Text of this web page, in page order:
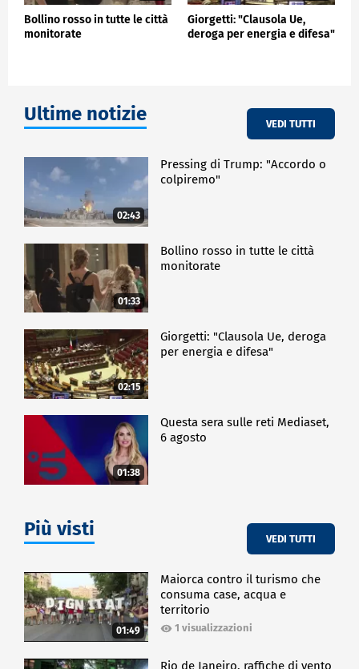
Bollino rosso in tutte le città
monitorate
Giorgetti: "Clausola Ue,
deroga per energia e difesa"
Ultime notizie VEDI TUTTI
02:43
Pressing di Trump: "Accordo o
colpiremo"
01:33
Bollino rosso in tutte le città
monitorate
02:15
Giorgetti: "Clausola Ue, deroga
per energia e difesa"
01:38
Questa sera sulle reti Mediaset,
6 agosto
Più visti VEDI TUTTI
01:49
Maiorca contro il turismo che
consuma case, acqua e
territorio
1 visualizzazioni
Rio de Janeiro, raffiche di vento